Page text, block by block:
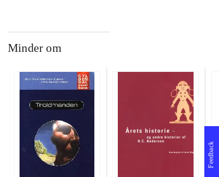
Minder om
Feedback